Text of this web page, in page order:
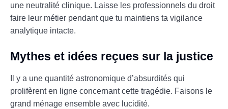
une neutralité clinique. Laisse les professionnels du droit
faire leur métier pendant que tu maintiens ta vigilance
analytique intacte.
Mythes et idées reçues sur la justice
Il y a une quantité astronomique d’absurdités qui
prolifèrent en ligne concernant cette tragédie. Faisons le
grand ménage ensemble avec lucidité.